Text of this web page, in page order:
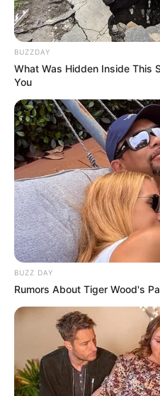
Prefeitura
instalará
alagamentos
O Departamento de
serviços por toda cidade
de bocas de lobo.
Fonte:
SERVIÇO PREVENTIVO
Share
BUZZDAY
What Was Hidden Inside This
You
BUZZ DAY
Rumors About Tiger Wood's